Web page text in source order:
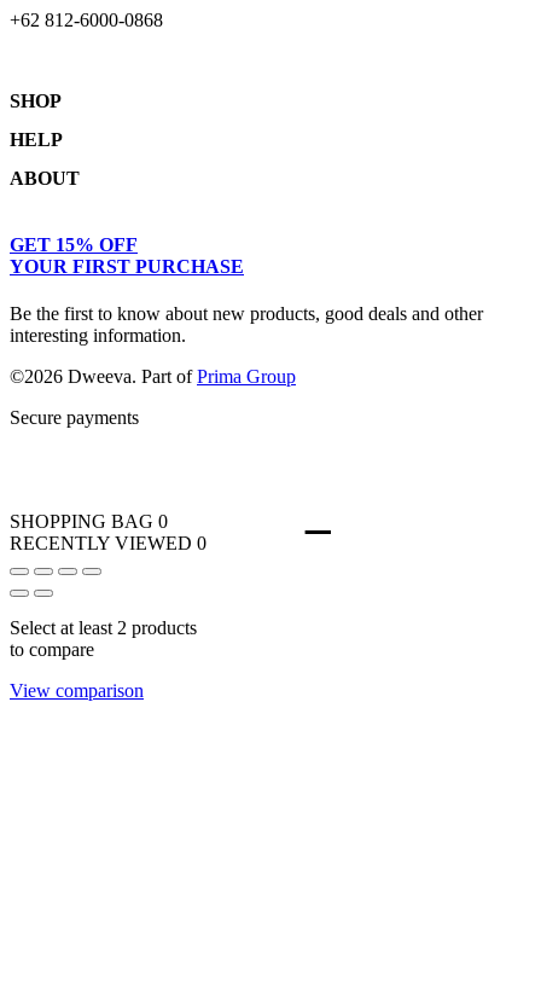
+62 812-6000-0868
SHOP
Collections
Women
Men
HELP
Terms & Conditions
ABOUT
Journal
Our Story
GET 15% OFF
YOUR FIRST PURCHASE
Be the first to know about new products, good deals and other
interesting information.
©2026 Dweeva. Part ofPrima Group
Secure payments
SHOPPING BAG 0
RECENTLY VIEWED 0
Select at least 2 products
to compare
View comparison